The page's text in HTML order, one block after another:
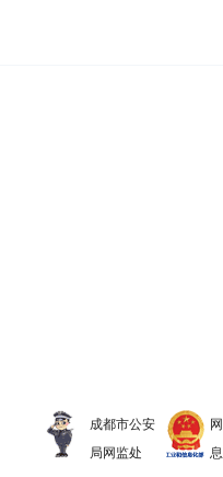
成都市公安
局网监处